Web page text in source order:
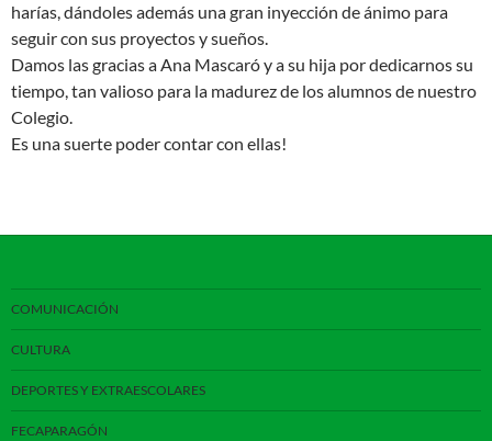
harías, dándoles además una gran inyección de ánimo para
seguir con sus proyectos y sueños.
Damos las gracias a Ana Mascaró y a su hija por dedicarnos su
tiempo, tan valioso para la madurez de los alumnos de nuestro
Colegio.
Es una suerte poder contar con ellas!
COMUNICACIÓN
CULTURA
DEPORTES Y EXTRAESCOLARES
FECAPARAGÓN